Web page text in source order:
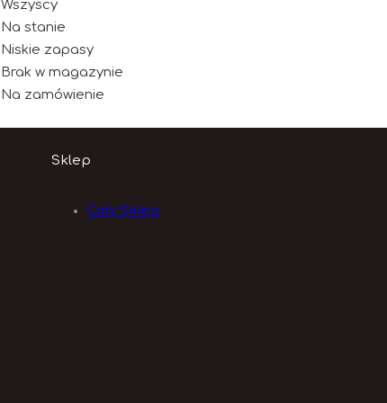
Wszyscy
Na stanie
Niskie zapasy
Brak w magazynie
Na zamówienie
Sklep
Cały Sklep